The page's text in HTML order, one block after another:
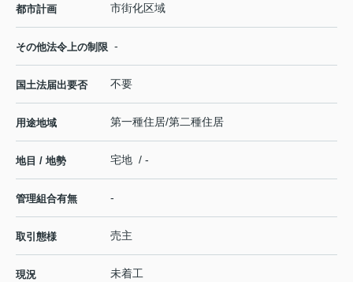
都市計画 市街化区域
その他法令上の制限 -
国土法届出要否 不要
用途地域 第一種住居/第二種住居
地目 / 地勢 宅地 / -
管理組合有無 -
取引態様 売主
現況 未着工